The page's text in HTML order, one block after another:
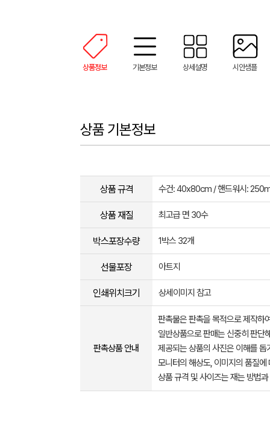
상품정보 기본정보 상세설명 시안샘플
상품 기본정보
상품 규격 수건: 40x80cm / 핸드워시:
상품 재질 최고급 면 30수
박스포장수량 1박스 32개
선물포장 아트지
인쇄위치크기 상세이미지 참고
판촉상품 안내
판촉물은 판촉을 목적으로 제작하
일반상품으로 판매는 신중히 판단
제공되는 상품의 사진은 이해를
모니터의 해상도, 이미지의 품질
상품 규격 및 사이즈는 재는 방법